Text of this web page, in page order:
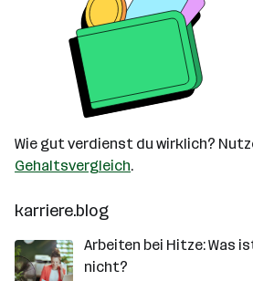
Wie gut verdienst du wirklich?
Gehaltsvergleich.
karriere.blog
Arbeiten bei Hitze: Was
nicht?